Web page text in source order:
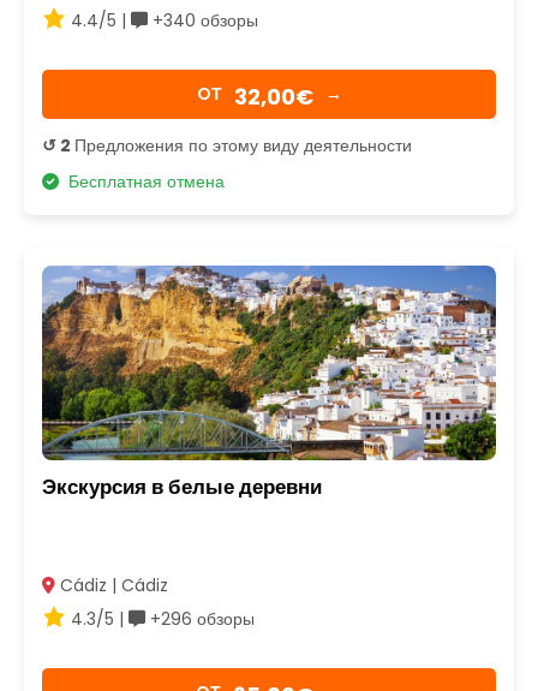
4.4/5 |
+340 обзоры
OТ 32,00€ →
↺ 2 Предложения по этому виду деятельности
Бесплатная отмена
Экскурсия в белые деревни
Cádiz | Cádiz
4.3/5 |
+296 обзоры